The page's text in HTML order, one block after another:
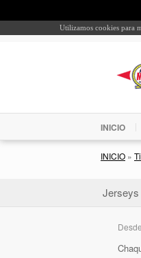
Utilizamos cookies para
INICIO
INICIO »
Jerseys